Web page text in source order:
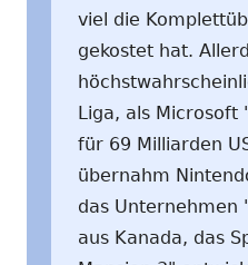
viel die
gekostet hat.
Liga, als Microsoft
für 69 Milliarden
übernahm
das Unternehmen
aus Kanada, das